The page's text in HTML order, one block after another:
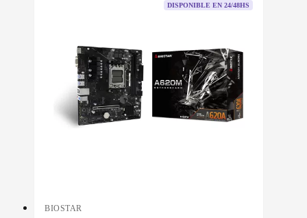
DISPONIBLE EN 24/48HS
BIOSTAR